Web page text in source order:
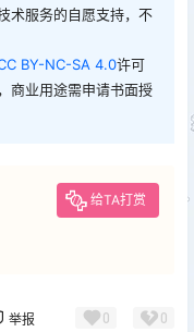
术服务的自愿支持，不
BY-NC-SA 4.0许可
商业用途需申请书面授
给TA打赏
举报 0 0